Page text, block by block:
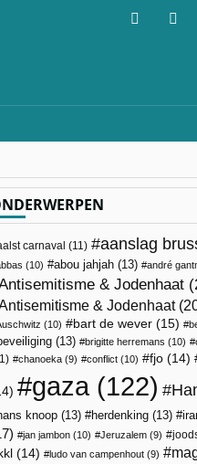
carnaval (11) aanslag
(10) abou jahjah (13) andré
& Jodenhaat
& Jodenhaat
(10) bart de wever (15)
(13) brigitte herremans (10)
chanoeka (9) conflict (10) fjo (14)
gaza(122)
knoop (13) herdenking (13)
jan jambon (10) Jeruzalem (9)
kkl (14) ludo van campenhout (9)